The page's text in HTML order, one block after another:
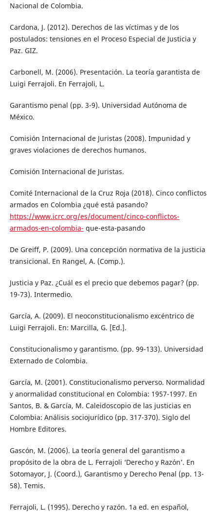
Nacional de Colombia.
Cardona, J. (2012). Derechos de las víctimas y de los
postulados: tensiones en el Proceso Especial de Justicia y
Paz. GIZ.
Carbonell, M. (2006). Presentación. La teoría garantista de
Luigi Ferrajoli. En Ferrajoli, L.
Garantismo penal (pp. 3-9). Universidad Autónoma de
México.
Comisión Internacional de Juristas (2008). Impunidad y
graves violaciones de derechos humanos.
Comisión Internacional de Juristas.
Comité Internacional de la Cruz Roja (2018). Cinco conflictos
armados en Colombia ¿qué está pasando?
https://www.icrc.org/es/document/cinco-conflictos-
armados-en-colombia- que-esta-pasando
De Greiff, P. (2009). Una concepción normativa de la justicia
transicional. En Rangel, A. (Comp.).
Justicia y Paz. ¿Cuál es el precio que debemos pagar? (pp.
19-73). Intermedio.
García, A. (2009). El neoconstitucionalismo excéntrico de
Luigi Ferrajoli. En: Marcilla, G. [Ed.].
Constitucionalismo y garantismo. (pp. 99-133). Universidad
Externado de Colombia.
García, M. (2001). Constitucionalismo perverso. Normalidad
y anormalidad constitucional en Colombia: 1957-1997. En
Santos, B. & García, M. Caleidoscopio de las justicias en
Colombia: Análisis sociojurídico (pp. 317-370). Siglo del
Hombre Editores.
Gascón, M. (2006). La teoría general del garantismo a
propósito de la obra de L. Ferrajoli ‘Derecho y Razón’. En
Sotomayor, J. (Coord.), Garantismo y Derecho Penal (pp. 13-
58). Temis.
Ferrajoli, L. (1995). Derecho y razón. 1a ed. en español,